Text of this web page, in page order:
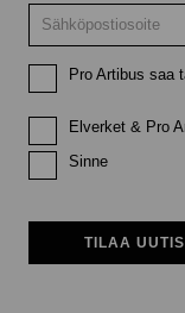
Pro Artibus saa
Elverket & Pro
Sinne
TILAA